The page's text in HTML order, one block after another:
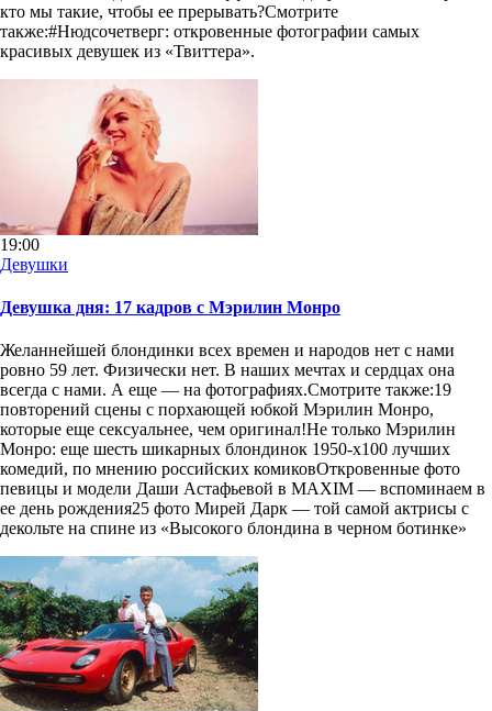
кто мы такие, чтобы ее прерывать?Смотрите
также:#Нюдсочетверг: откровенные фотографии самых
красивых девушек из «Твиттера».
19:00
Девушки
Девушка дня: 17 кадров с Мэрилин Монро
Желаннейшей блондинки всех времен и народов нет с нами
ровно 59 лет. Физически нет. В наших мечтах и сердцах она
всегда с нами. А еще — на фотографиях.Смотрите также:19
повторений сцены с порхающей юбкой Мэрилин Монро,
которые еще сексуальнее, чем оригинал!Не только Мэрилин
Монро: еще шесть шикарных блондинок 1950-х100 лучших
комедий, по мнению российских комиковОткровенные фото
певицы и модели Даши Астафьевой в MAXIM — вспоминаем в
ее день рождения25 фото Мирей Дарк — той самой актрисы с
декольте на спине из «Высокого блондина в черном ботинке»